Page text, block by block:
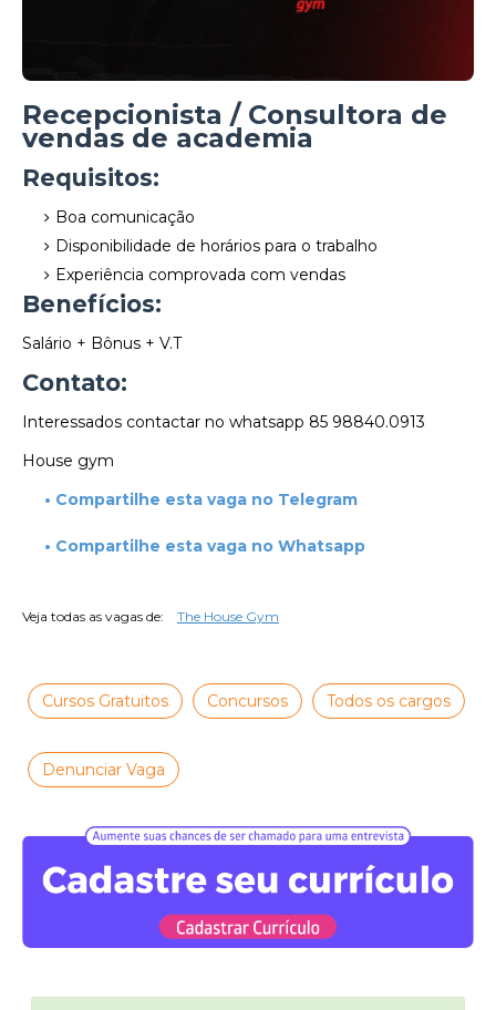
Recepcionista / Consultora de
vendas de academia
Requisitos:
Boa comunicação
Disponibilidade de horários para o trabalho
Experiência comprovada com vendas
Benefícios:
Salário + Bônus + V.T
Contato:
Interessados contactar no whatsapp 85 98840.0913
House gym
• Compartilhe esta vaga no Telegram
• Compartilhe esta vaga no Whatsapp
Veja todas as vagas de: The House Gym
Cursos Gratuitos Concursos Todos os cargos
Denunciar Vaga